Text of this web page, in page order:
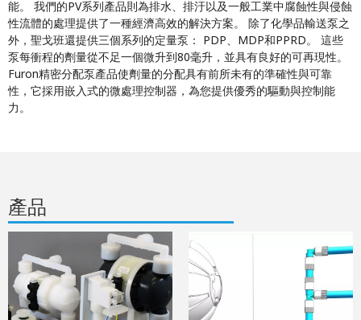
能。 我們的PV系列產品則為排水、排汙以及一般工業中腐蝕性與侵蝕
性流體的處理提供了一種經濟高效的解決方案。 除了化學品輸送泵之
外，聖戈班還提供三個系列的定量泵： PDP、MDP和PPRD。 這些
泵每衝程的劑量從不足一個微升到80毫升，並具有良好的可再現性。
Furon精密分配泵產品使劑量的分配具有前所未有的準確性與可靠
性，它採用嵌入式的微處理控制器，為您提供優秀的驅動與控制能
力。
產品